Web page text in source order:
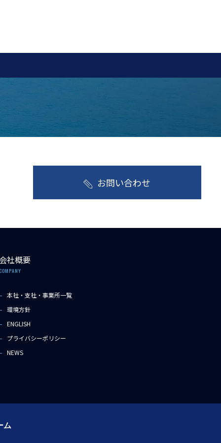
お問い合わせ
会社概要
COMPANY
本社・支社・事業所一覧
環境方針
ENGLISH
プライバシーポリシー
NEWS
ム